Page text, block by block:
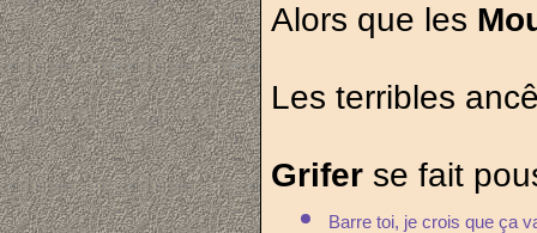
Alors que les
Les terribles
Grifer se fait
Barre toi, je crois que ça